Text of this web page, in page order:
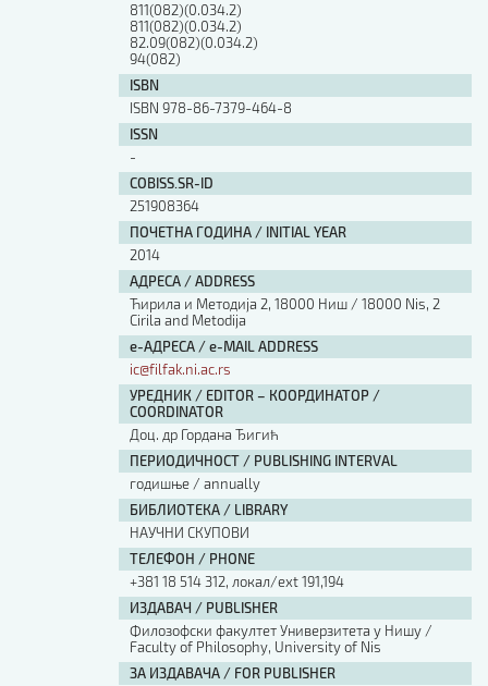
811(082)(0.034.2)
811(082)(0.034.2)
82.09(082)(0.034.2)
94(082)
ISBN
ISBN 978-86-7379-464-8
ISSN
-
COBISS.SR-ID
251908364
ПОЧЕТНА ГОДИНА / INITIAL YEAR
2014
АДРЕСА / ADDRESS
Ћирила и Методија 2, 18000 Ниш / 18000 Nis, 2
Cirila and Metodija
е-АДРЕСА / e-MAIL ADDRESS
ic@filfak.ni.ac.rs
УРЕДНИК / EDITOR – КООРДИНАТОР /
COORDINATOR
Доц. др Гордана Ђигић
ПЕРИОДИЧНОСТ / PUBLISHING INTERVAL
годишње / annually
БИБЛИОТЕКА / LIBRARY
НАУЧНИ СКУПОВИ
ТЕЛЕФОН / PHONE
+381 18 514 312, локал/ext 191,194
ИЗДАВАЧ / PUBLISHER
Филозофски факултет Универзитета у Нишу /
Faculty of Philosophy, University of Nis
ЗА ИЗДАВАЧА / FOR PUBLISHER